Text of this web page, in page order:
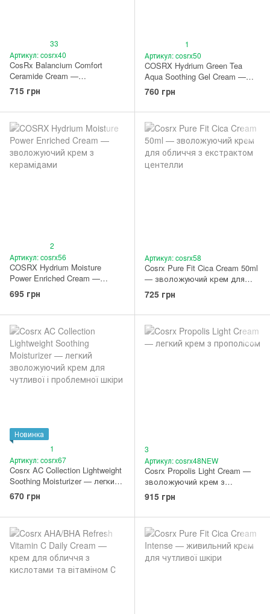
33
Артикул: cosrx40
CosRx Balancium Comfort
Ceramide Cream —
зволожуючий крем з
керамідами
715 грн
1
Артикул: cosrx50
COSRX Hydrium Green Tea
Aqua Soothing Gel Cream —
зволожуючий гель-крем
760 грн
2
Артикул: cosrx56
COSRX Hydrium Moisture
Power Enriched Cream —
зволожуючий крем з
керамідами
695 грн
Артикул: cosrx58
Cosrx Pure Fit Cica Cream 50ml
— зволожуючий крем для
обличчя з екстрактом
центелли
725 грн
Новинка
1
Артикул: cosrx67
Cosrx AC Collection Lightweight
Soothing Moisturizer — легкий
зволожуючий крем для
чутливої і проблемної шкіри
670 грн
3
Артикул: cosrx48NEW
Cosrx Propolis Light Cream —
зволожуючий крем з
прополісом
915 грн